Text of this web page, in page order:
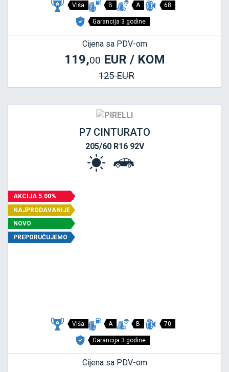
Viša B A 68
Garancija 3 godine
Cijena sa PDV-om
119,00 EUR / KOM
125 EUR
P7 CINTURATO
205/60 R16 92V
AKCIJA 5.00%
NAJPRODAVANIJE
NOVO
PREPORUČUJEMO
Viša A B 70
Garancija 3 godine
Cijena sa PDV-om